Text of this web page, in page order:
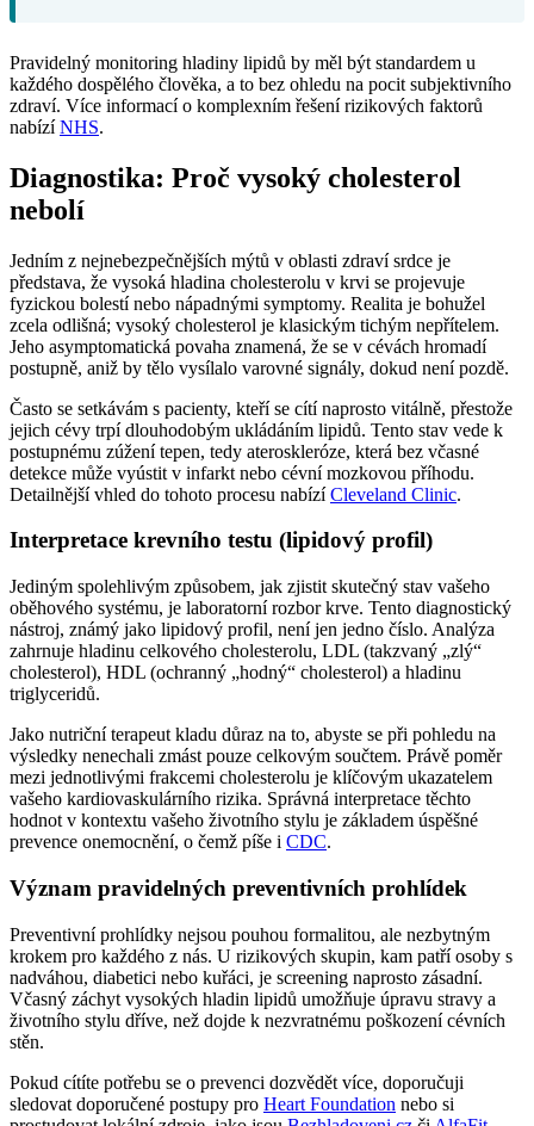
Pravidelný monitoring hladiny lipidů by měl být standardem u
každého dospělého člověka, a to bez ohledu na pocit subjektivního
zdraví. Více informací o komplexním řešení rizikových faktorů
nabízíNHS.
Diagnostika: Proč vysoký cholesterol
nebolí
Jedním z nejnebezpečnějších mýtů v oblasti zdraví srdce je
představa, že vysoká hladina cholesterolu v krvi se projevuje
fyzickou bolestí nebo nápadnými symptomy. Realita je bohužel
zcela odlišná; vysoký cholesterol je klasickým tichým nepřítelem.
Jeho asymptomatická povaha znamená, že se v cévách hromadí
postupně, aniž by tělo vysílalo varovné signály, dokud není pozdě.
Často se setkávám s pacienty, kteří se cítí naprosto vitálně, přestože
jejich cévy trpí dlouhodobým ukládáním lipidů. Tento stav vede k
postupnému zúžení tepen, tedy ateroskleróze, která bez včasné
detekce může vyústit v infarkt nebo cévní mozkovou příhodu.
Detailnější vhled do tohoto procesu nabízíCleveland Clinic.
Interpretace krevního testu (lipidový profil)
Jediným spolehlivým způsobem, jak zjistit skutečný stav vašeho
oběhového systému, je laboratorní rozbor krve. Tento diagnostický
nástroj, známý jako lipidový profil, není jen jedno číslo. Analýza
zahrnuje hladinu celkového cholesterolu, LDL (takzvaný „zlý“
cholesterol), HDL (ochranný „hodný“ cholesterol) a hladinu
triglyceridů.
Jako nutriční terapeut kladu důraz na to, abyste se při pohledu na
výsledky nenechali zmást pouze celkovým součtem. Právě poměr
mezi jednotlivými frakcemi cholesterolu je klíčovým ukazatelem
vašeho kardiovaskulárního rizika. Správná interpretace těchto
hodnot v kontextu vašeho životního stylu je základem úspěšné
prevence onemocnění, o čemž píše i CDC.
Význam pravidelných preventivních prohlídek
Preventivní prohlídky nejsou pouhou formalitou, ale nezbytným
krokem pro každého z nás. U rizikových skupin, kam patří osoby s
nadváhou, diabetici nebo kuřáci, je screening naprosto zásadní.
Včasný záchyt vysokých hladin lipidů umožňuje úpravu stravy a
životního stylu dříve, než dojde k nezvratnému poškození cévních
stěn.
Pokud cítíte potřebu se o prevenci dozvědět více, doporučuji
sledovat doporučené postupy pro Heart Foundation nebo si